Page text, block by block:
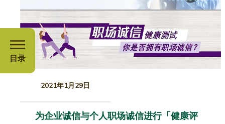
目录
2021年1月29日
为企业诚信与个人职场诚信进行「健康评